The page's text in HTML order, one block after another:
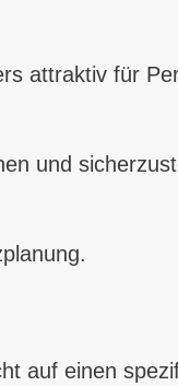
attraktiv für
und
auf einen